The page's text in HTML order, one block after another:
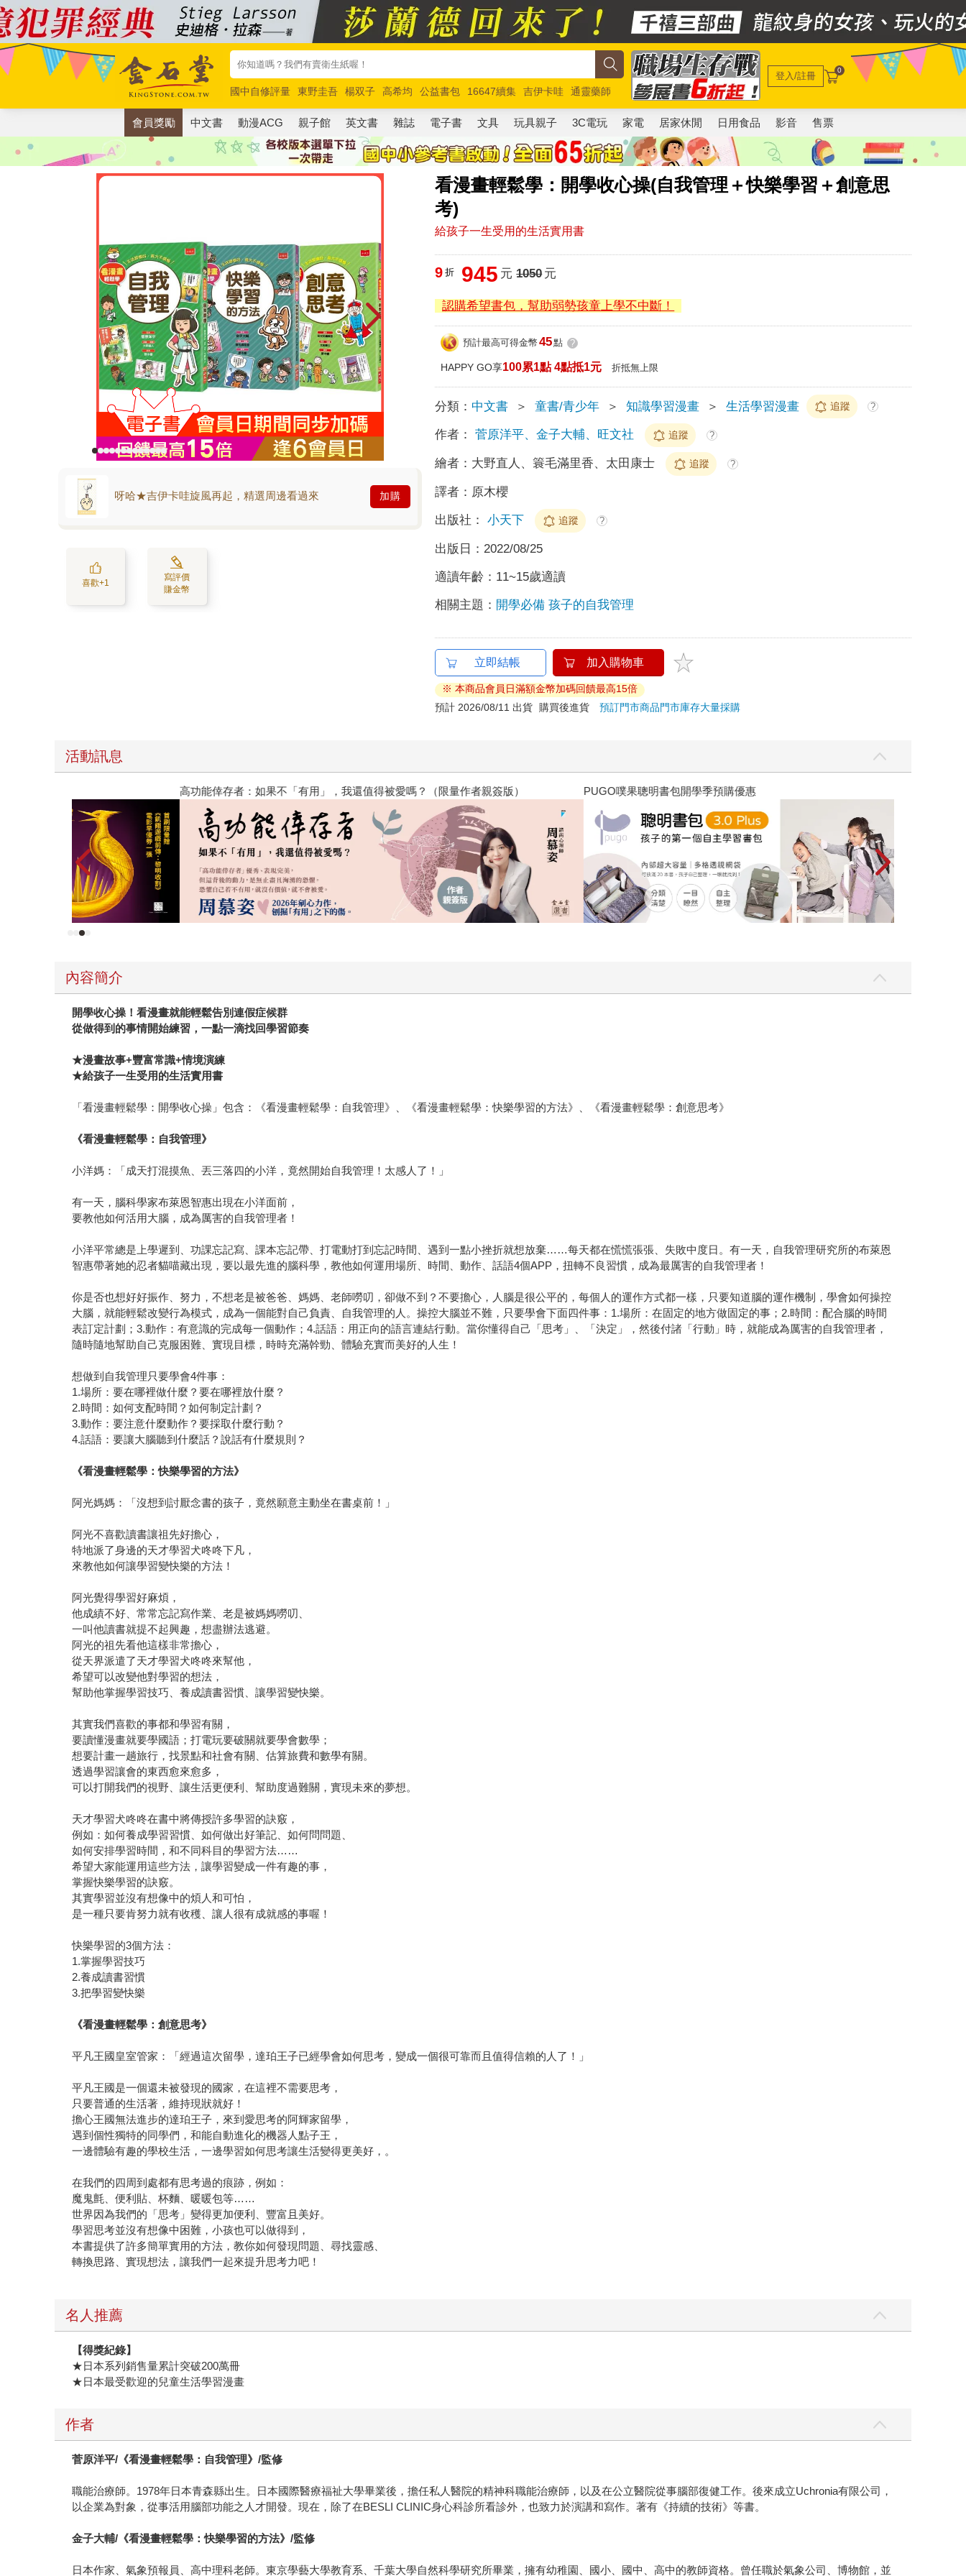
國中自修評量 東野圭吾 楊双子 高希均 公益書包 16647續集 吉伊卡哇
通靈藥師
唯紅花綻放
奧德賽 路邊攤新作 馬斯克 玩具總動員5 超慢跑
登入/註冊 0
會員獎勵 中文書 動漫ACG 親子館 英文書 雜誌 電子書 文具 玩具親子 3C電玩 家電 居家休閒 日用食品 影音 售票
看漫畫輕鬆學：開學收心操(自我管理＋快樂學習＋創意思
考)
給孩子一生受用的生活實用書
呀哈★吉伊卡哇旋風再起，精選周邊看過來 加購
喜歡+1
寫評價
賺金幣
9 折 945 元 1050元
認購希望書包，幫助弱勢孩童上學不中斷！
預計最高可得金幣 45點 ?
HAPPY GO享100累1點 4點抵1元 折抵無上限
分類： 中文書 ＞ 童書/青少年 ＞ 知識學習漫畫 ＞ 生活學習漫畫 追蹤 ?
作者： 菅原洋平、金子大輔、旺文社 追蹤 ?
繪者： 大野直人、簑毛滿里香、太田康士 追蹤 ?
譯者： 原木櫻
出版社： 小天下 追蹤 ?
出版日： 2022/08/25
適讀年齡： 11~15歲適讀
相關主題： 開學必備 孩子的自我管理
立即結帳 加入購物車
※ 本商品會員日滿額金幣加碼回饋最高15倍
預計 2026/08/11 出貨
購買後進貨預訂門市商品門市庫存大量採購
活動訊息
高功能倖存者：如果不「有用」，我還值得被愛嗎？（限量作者親簽版） PUGO噗果聰明書包開學季預購優惠
內容簡介
開學收心操！看漫畫就能輕鬆告別連假症候群
從做得到的事情開始練習，一點一滴找回學習節奏
★漫畫故事+豐富常識+情境演練
★給孩子一生受用的生活實用書
「看漫畫輕鬆學：開學收心操」包含：《看漫畫輕鬆學：自我管理》、《看漫畫輕鬆學：快樂學習的方法》、《看漫畫輕鬆學：創意思考》
《看漫畫輕鬆學：自我管理》
小洋媽：「成天打混摸魚、丟三落四的小洋，竟然開始自我管理！太感人了！」
有一天，腦科學家布萊恩智惠出現在小洋面前，
要教他如何活用大腦，成為厲害的自我管理者！
小洋平常總是上學遲到、功課忘記寫、課本忘記帶、打電動打到忘記時間、遇到一點小挫折就想放棄……每天都在慌慌張張、失敗中度日。有一天，自我管理研究所的布萊恩
智惠帶著她的忍者貓喵藏出現，要以最先進的腦科學，教他如何運用場所、時間、動作、話語4個APP，扭轉不良習慣，成為最厲害的自我管理者！
你是否也想好好振作、努力，不想老是被爸爸、媽媽、老師嘮叨，卻做不到？不要擔心，人腦是很公平的，每個人的運作方式都一樣，只要知道腦的運作機制，學會如何操控
大腦，就能輕鬆改變行為模式，成為一個能對自己負責、自我管理的人。操控大腦並不難，只要學會下面四件事：1.場所：在固定的地方做固定的事；2.時間：配合腦的時間
表訂定計劃；3.動作：有意識的完成每一個動作；4.話語：用正向的語言連結行動。當你懂得自己「思考」、「決定」，然後付諸「行動」時，就能成為厲害的自我管理者，
隨時隨地幫助自己克服困難、實現目標，時時充滿幹勁、體驗充實而美好的人生！
想做到自我管理只要學會4件事：
1.場所：要在哪裡做什麼？要在哪裡放什麼？
2.時間：如何支配時間？如何制定計劃？
3.動作：要注意什麼動作？要採取什麼行動？
4.話語：要讓大腦聽到什麼話？說話有什麼規則？
《看漫畫輕鬆學：快樂學習的方法》
阿光媽媽：「沒想到討厭念書的孩子，竟然願意主動坐在書桌前！」
阿光不喜歡讀書讓祖先好擔心，
特地派了身邊的天才學習犬咚咚下凡，
來教他如何讓學習變快樂的方法！
阿光覺得學習好麻煩，
他成績不好、常常忘記寫作業、老是被媽媽嘮叨、
一叫他讀書就提不起興趣，想盡辦法逃避。
阿光的祖先看他這樣非常擔心，
從天界派遣了天才學習犬咚咚來幫他，
希望可以改變他對學習的想法，
幫助他掌握學習技巧、養成讀書習慣、讓學習變快樂。
其實我們喜歡的事都和學習有關，
要讀懂漫畫就要學國語；打電玩要破關就要學會數學；
想要計畫一趟旅行，找景點和社會有關、估算旅費和數學有關。
透過學習讓會的東西愈來愈多，
可以打開我們的視野、讓生活更便利、幫助度過難關，實現未來的夢想。
天才學習犬咚咚在書中將傳授許多學習的訣竅，
例如：如何養成學習習慣、如何做出好筆記、如何問問題、
如何安排學習時間，和不同科目的學習方法……
希望大家能運用這些方法，讓學習變成一件有趣的事，
掌握快樂學習的訣竅。
其實學習並沒有想像中的煩人和可怕，
是一種只要肯努力就有收穫、讓人很有成就感的事喔！
快樂學習的3個方法：
1.掌握學習技巧
2.養成讀書習慣
3.把學習變快樂
《看漫畫輕鬆學：創意思考》
平凡王國皇室管家：「經過這次留學，達珀王子已經學會如何思考，變成一個很可靠而且值得信賴的人了！」
平凡王國是一個還未被發現的國家，在這裡不需要思考，
只要普通的生活著，維持現狀就好！
擔心王國無法進步的達珀王子，來到愛思考的阿輝家留學，
遇到個性獨特的同學們，和能自動進化的機器人點子王，
一邊體驗有趣的學校生活，一邊學習如何思考讓生活變得更美好，。
在我們的四周到處都有思考過的痕跡，例如：
魔鬼氈、便利貼、杯麵、暖暖包等……
世界因為我們的「思考」變得更加便利、豐富且美好。
學習思考並沒有想像中困難，小孩也可以做得到，
本書提供了許多簡單實用的方法，教你如何發現問題、尋找靈感、
轉換思路、實現想法，讓我們一起來提升思考力吧！
名人推薦
【得獎紀錄】
★日本系列銷售量累計突破200萬冊
★日本最受歡迎的兒童生活學習漫畫
作者
菅原洋平/《看漫畫輕鬆學：自我管理》/監修
職能治療師。1978年日本青森縣出生。日本國際醫療福祉大學畢業後，擔任私人醫院的精神科職能治療師，以及在公立醫院從事腦部復健工作。後來成立Uchronia有限公司，
以企業為對象，從事活用腦部功能之人才開發。現在，除了在BESLI CLINIC身心科診所看診外，也致力於演講和寫作。著有《持續的技術》等書。
金子大輔/《看漫畫輕鬆學：快樂學習的方法》/監修
日本作家、氣象預報員、高中理科老師。東京學藝大學教育系、千葉大學自然科學研究所畢業，擁有幼稚園、國小、國中、高中的教師資格。曾任職於氣象公司、博物館，並